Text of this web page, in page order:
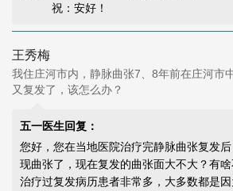
祝：安好！
王秀梅
我住庄河市内，静脉曲张7、8年前在庄河市
又复发了，该怎么办？
五一医生回复：
您好，您在当地医院治疗完静脉曲张复发
现曲张了，现在复发的曲张面大不大？有
治疗过复发病历患者非常多，大多数都是